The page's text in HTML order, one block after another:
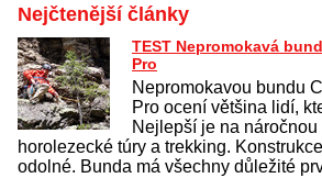
Nejčtenější články
TEST Nepromokavá
Pro
Nepromokavou bundu
Pro ocení většina lidí,
Nejlepší je na
horolezecké túry a trekking.
odolné. Bunda má všechny důležité